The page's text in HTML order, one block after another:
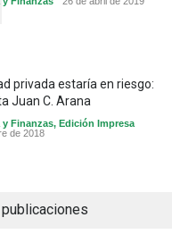
privada estaría en riesgo:
Juan C. Arana
y Finanzas, Edición Impresa
de 2018